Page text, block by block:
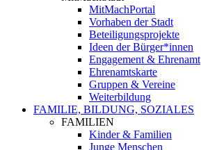
MitMachPortal
Vorhaben der Stadt
Beteiligungsprojekte
Ideen der Bürger*innen
Engagement & Ehrenamt
Ehrenamtskarte
Gruppen & Vereine
Weiterbildung
FAMILIE, BILDUNG, SOZIALES
FAMILIEN
Kinder & Familien
Junge Menschen